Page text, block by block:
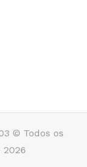
© Todos os
2026